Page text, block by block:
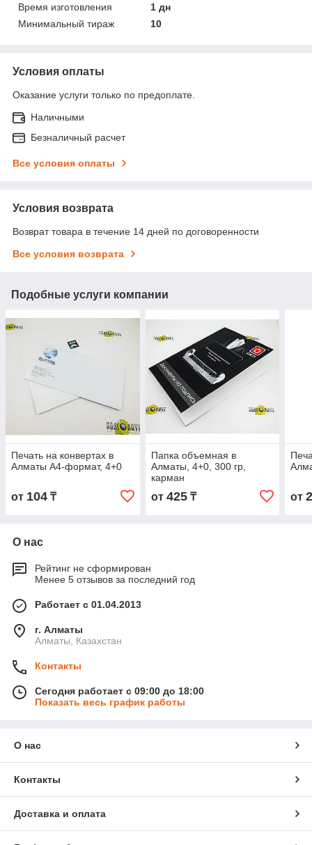
Время изготовления
1 дн
Минимальный тираж
10
Условия оплаты
Оказание услуги только по предоплате.
Наличными
Безналичный расчет
Все условия оплаты
Условия возврата
Возврат товара в течение 14 дней по договоренности
Все условия возврата
Подобные услуги компании
Печать на конвертах в
Алматы А4-формат, 4+0
от 104 ₸
Папка объемная в
Алматы, 4+0, 300 гр,
карман
от 425₸ от
О нас
Рейтинг не сформирован
Менее 5 отзывов за последний год
Работает с 01.04.2013
г. Алматы
Алматы, Казахстан
Контакты
Сегодня работает с 09:00 до 18:00
Показать весь график работы
О нас
Контакты
Доставка и оплата